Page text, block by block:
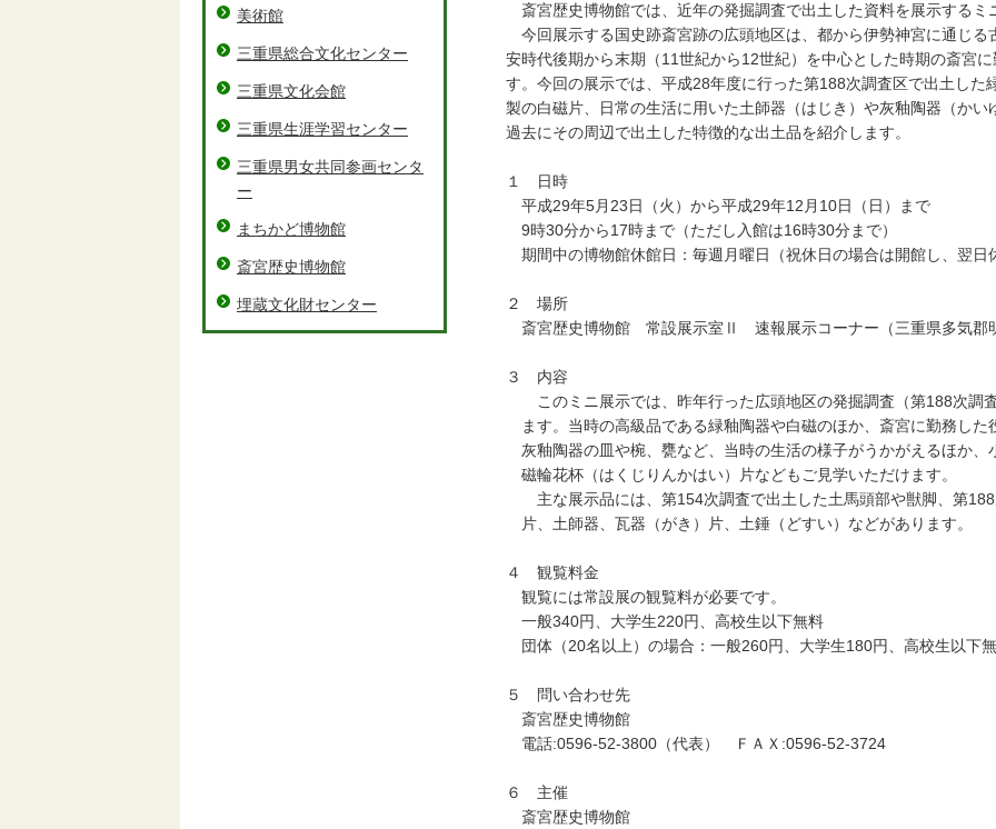
斎宮歴史博物館では、近年の発掘調査で出土した資料を展示するミ
今回展示する国史跡斎宮跡の広頭地区は、都から伊勢神宮に通じる
安時代後期から末期（11世紀から12世紀）を中心とした時期の斎宮
す。今回の展示では、平成28年度に行った第188次調査区で出土した
製の白磁片、日常の生活に用いた土師器（はじき）や灰釉陶器（か
過去にその周辺で出土した特徴的な出土品を紹介します。
１ 日時
平成29年5月23日（火）から平成29年12月10日（日）まで
9時30分から17時まで（ただし入館は16時30分まで）
期間中の博物館休館日：毎週月曜日（祝休日の場合は開館し、翌日
２ 場所
斎宮歴史博物館 常設展示室Ⅱ 速報展示コーナー（三重県多気郡
３ 内容
このミニ展示では、昨年行った広頭地区の発掘調査（第188次調
ます。当時の高級品である緑釉陶器や白磁のほか、斎宮に勤務した
灰釉陶器の皿や椀、甕など、当時の生活の様子がうかがえるほか、
磁輪花杯（はくじりんかはい）片などもご見学いただけます。
主な展示品には、第154次調査で出土した土馬頭部や獣脚、第188
片、土師器、瓦器（がき）片、土錘（どすい）などがあります。
４ 観覧料金
観覧には常設展の観覧料が必要です。
一般340円、大学生220円、高校生以下無料
団体（20名以上）の場合：一般260円、大学生180円、高校生以下
５ 問い合わせ先
斎宮歴史博物館
電話:0596-52-3800（代表） ＦＡＸ:0596-52-3724
６ 主催
斎宮歴史博物館
美術館
三重県総合文化センター
三重県文化会館
三重県生涯学習センター
三重県男女共同参画センタ
ー
まちかど博物館
斎宮歴史博物館
埋蔵文化財センター